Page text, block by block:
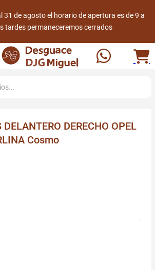
31 de agosto el horario de apertura es de 9 a
tardes permaneceremos cerrados
DERECHO OPEL
Cosmo